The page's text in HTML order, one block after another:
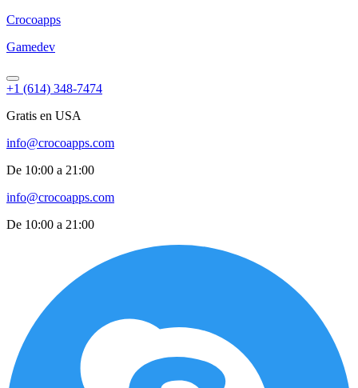
Crocoapps
Gamedev
+1 (614) 348-7474
Gratis en USA
info@crocoapps.com
De 10:00 a 21:00
info@crocoapps.com
De 10:00 a 21:00